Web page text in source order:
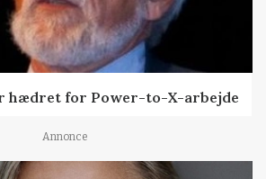
hædret for Power-to-X-arbejde
Annonce